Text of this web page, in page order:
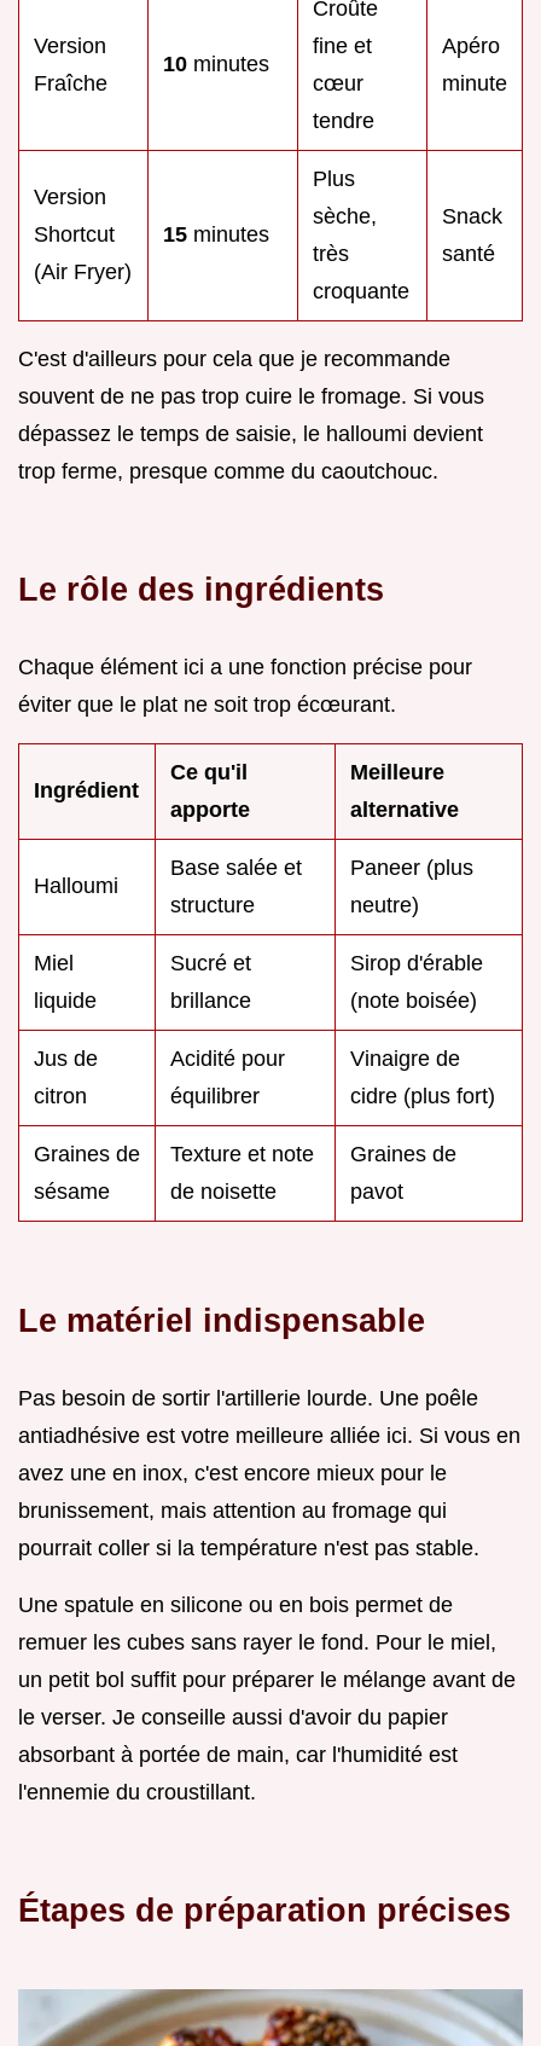
Version
Fraîche
10 minutes
Croûte
fine et
cœur
tendre
Apéro
minute
Version
Shortcut
(Air Fryer)
15 minutes
Plus
sèche,
très
croquante
Snack
santé
C'est d'ailleurs pour cela que je recommande
souvent de ne pas trop cuire le fromage. Si vous
dépassez le temps de saisie, le halloumi devient
trop ferme, presque comme du caoutchouc.
Le rôle des ingrédients
Chaque élément ici a une fonction précise pour
éviter que le plat ne soit trop écœurant.
Ingrédient
Ce qu'il
apporte
Meilleure
alternative
Halloumi
Base salée et
structure
Paneer (plus
neutre)
Miel
liquide
Sucré et
brillance
Sirop d'érable
(note boisée)
Jus de
citron
Acidité pour
équilibrer
Vinaigre de
cidre (plus fort)
Graines de
sésame
Texture et note
de noisette
Graines de
pavot
Le matériel indispensable
Pas besoin de sortir l'artillerie lourde. Une poêle
antiadhésive est votre meilleure alliée ici. Si vous en
avez une en inox, c'est encore mieux pour le
brunissement, mais attention au fromage qui
pourrait coller si la température n'est pas stable.
Une spatule en silicone ou en bois permet de
remuer les cubes sans rayer le fond. Pour le miel,
un petit bol suffit pour préparer le mélange avant de
le verser. Je conseille aussi d'avoir du papier
absorbant à portée de main, car l'humidité est
l'ennemie du croustillant.
Étapes de préparation précises